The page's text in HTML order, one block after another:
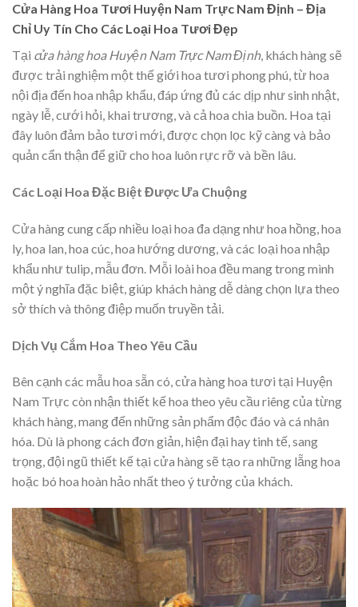
Cửa Hàng Hoa Tươi Huyện Nam Trực Nam Định – Địa
Chỉ Uy Tín Cho Các Loại Hoa Tươi Đẹp
Tại cửa hàng hoa Huyện Nam Trực Nam Định, khách hàng sẽ
được trải nghiệm một thế giới hoa tươi phong phú, từ hoa
nội địa đến hoa nhập khẩu, đáp ứng đủ các dịp như sinh nhật,
ngày lễ, cưới hỏi, khai trương, và cả hoa chia buồn. Hoa tại
đây luôn đảm bảo tươi mới, được chọn lọc kỹ càng và bảo
quản cẩn thận để giữ cho hoa luôn rực rỡ và bền lâu.
Các Loại Hoa Đặc Biệt Được Ưa Chuộng
Cửa hàng cung cấp nhiều loại hoa đa dạng như hoa hồng, hoa
ly, hoa lan, hoa cúc, hoa hướng dương, và các loại hoa nhập
khẩu như tulip, mẫu đơn. Mỗi loài hoa đều mang trong mình
một ý nghĩa đặc biệt, giúp khách hàng dễ dàng chọn lựa theo
sở thích và thông điệp muốn truyền tải.
Dịch Vụ Cắm Hoa Theo Yêu Cầu
Bên cạnh các mẫu hoa sẵn có, cửa hàng hoa tươi tại Huyện
Nam Trực còn nhận thiết kế hoa theo yêu cầu riêng của từng
khách hàng, mang đến những sản phẩm độc đáo và cá nhân
hóa. Dù là phong cách đơn giản, hiện đại hay tinh tế, sang
trọng, đội ngũ thiết kế tại cửa hàng sẽ tạo ra những lẵng hoa
hoặc bó hoa hoàn hảo nhất theo ý tưởng của khách.